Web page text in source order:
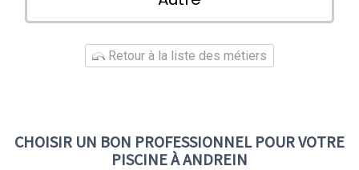
Retour à la liste des métiers
CHOISIR UN BON PROFESSIONNEL POUR VOTRE
PISCINE À ANDREIN